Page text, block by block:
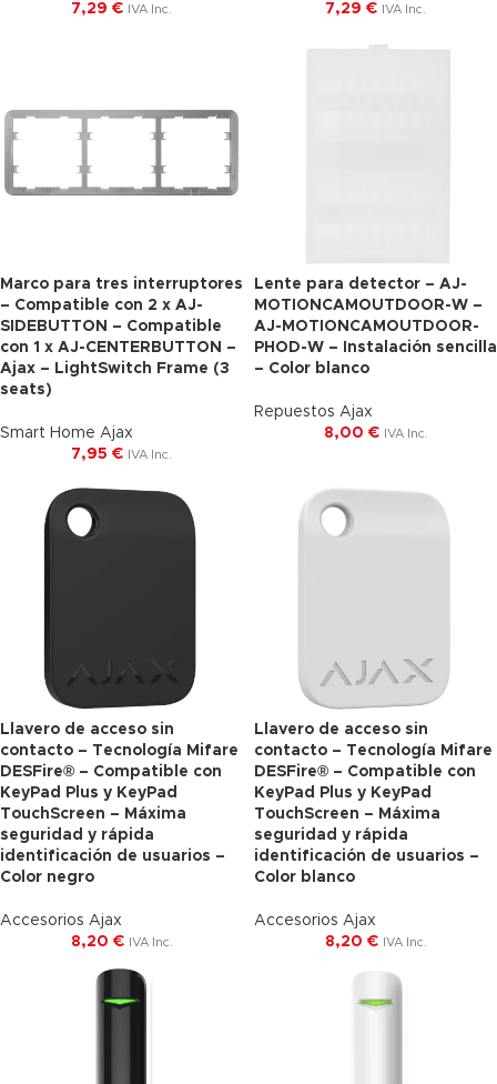
7,29 € IVA Inc.
7,29 € IVA Inc.
Marco para tres interruptores
– Compatible con 2 x AJ-
SIDEBUTTON – Compatible
con 1 x AJ-CENTERBUTTON –
Ajax – LightSwitch Frame (3
seats)
Smart Home Ajax
7,95 € IVA Inc.
Lente para detector – AJ-
MOTIONCAMOUTDOOR-W –
AJ-MOTIONCAMOUTDOOR-
PHOD-W – Instalación sencilla
– Color blanco
Repuestos Ajax
8,00 € IVA Inc.
Llavero de acceso sin
contacto – Tecnología Mifare
DESFire® – Compatible con
KeyPad Plus y KeyPad
TouchScreen – Máxima
seguridad y rápida
identificación de usuarios –
Color negro
Accesorios Ajax
8,20 € IVA Inc.
Llavero de acceso sin
contacto – Tecnología Mifare
DESFire® – Compatible con
KeyPad Plus y KeyPad
TouchScreen – Máxima
seguridad y rápida
identificación de usuarios –
Color blanco
Accesorios Ajax
8,20 € IVA Inc.